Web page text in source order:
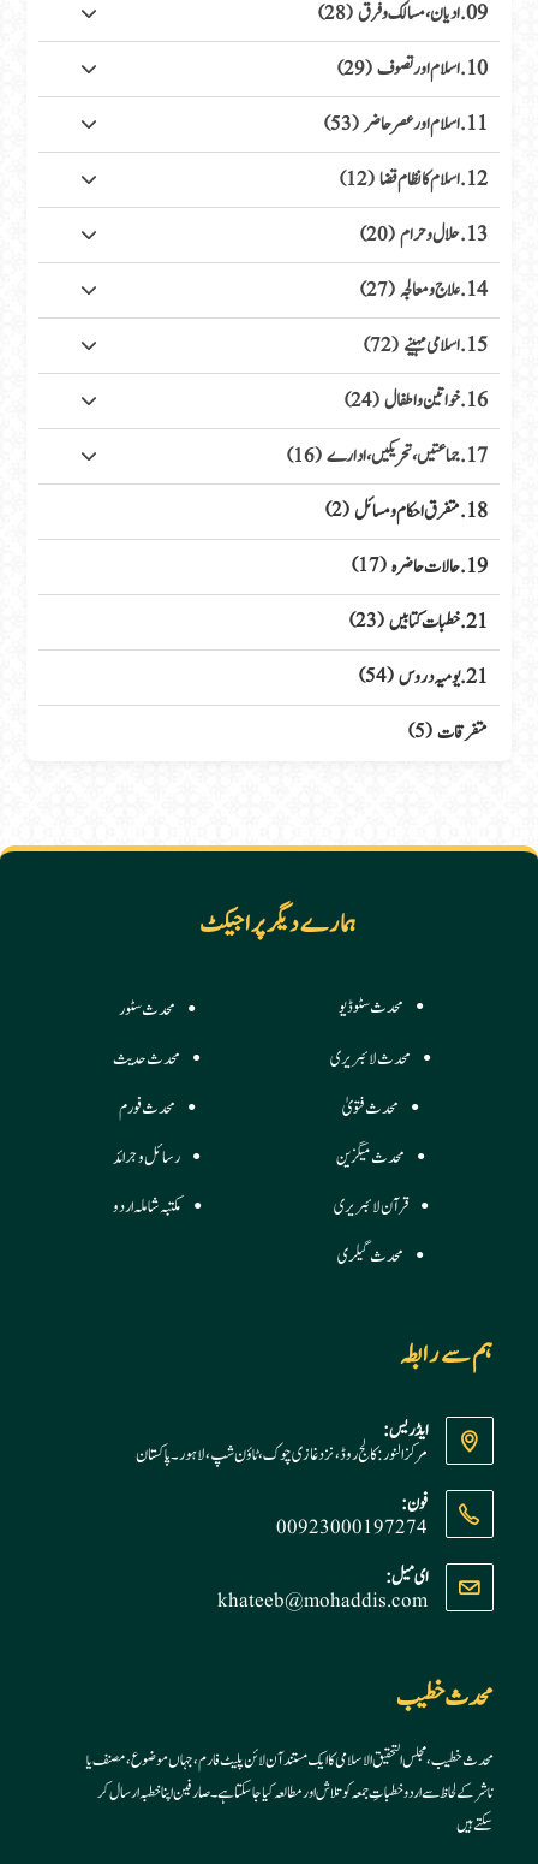
09. ادیان، مسالک وفرق (28)
10. اسلام اور تصوف (29)
11. اسلام اور عصر حاضر (53)
12. اسلام کا نظام قضا (12)
13. حلال وحرام (20)
14. علاج ومعالجہ (27)
15. اسلامی مہینے (72)
16. خواتین واطفال (24)
17. جماعتیں، تحریکیں، ادارے (16)
18. متفرق احکام ومسائل (2)
19. حالات حاضرہ (17)
21. خطبات کتابیں (23)
21. یومیہ دروس (54)
متفرقات (5)
ہمارے دیگر پراجیکٹ
محدث سٹوڈیو
محدث سٹور
محدث لائبریری
محدث حدیث
محدث فتویٰ
محدث فورم
محدث میگزین
رسائل وجرائد
قرآن لائبریری
مکتبہ شاملہ اردو
محدث گیلری
ہم سے رابطہ
ایڈریس:
مرکز النور: کالج روڈ، نزد غازی چوک، ٹاؤن شپ، لاہور ۔ پاکستان
فون:
00923000197274
in
application
ای میل:
khateeb@mohaddis.com
Opens
محدث خطیب
محدث خطیب، مجلس التحقیق الاسلامی کا ایک مستند آن لائن پلیٹ فارم، جہاں موضوع، مصنف یا
ناشر کے لحاظ سے اردو خطباتِ جمعہ کو تلاش اور مطالعہ کیا جا سکتا ہے۔ صارفین اپنا خطبہ ارسال کر
سکتے ہیں